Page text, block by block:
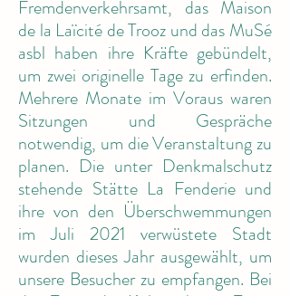
Fremdenverkehrsamt, das Maison
de la Laïcité de Trooz und das MuSé
asbl haben ihre Kräfte gebündelt,
um zwei originelle Tage zu erfinden.
Mehrere Monate im Voraus waren
Sitzungen und Gespräche
notwendig, um die Veranstaltung zu
planen. Die unter Denkmalschutz
stehende Stätte La Fenderie und
ihre von den Überschwemmungen
im Juli 2021 verwüstete Stadt
wurden dieses Jahr ausgewählt, um
unsere Besucher zu empfangen. Bei